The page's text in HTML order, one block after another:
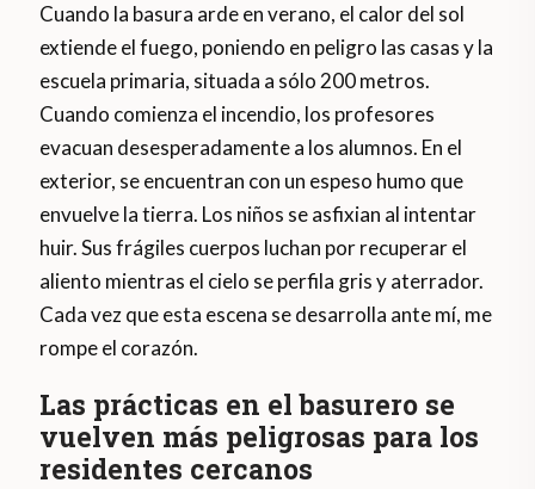
Cuando la basura arde en verano, el calor del sol
extiende el fuego, poniendo en peligro las casas y la
escuela primaria, situada a sólo 200 metros.
Cuando comienza el incendio, los profesores
evacuan desesperadamente a los alumnos. En el
exterior, se encuentran con un espeso humo que
envuelve la tierra. Los niños se asfixian al intentar
huir. Sus frágiles cuerpos luchan por recuperar el
aliento mientras el cielo se perfila gris y aterrador.
Cada vez que esta escena se desarrolla ante mí, me
rompe el corazón.
Las prácticas en el basurero se
vuelven más peligrosas para los
residentes cercanos